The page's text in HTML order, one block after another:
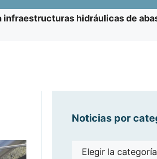
infraestructuras hidráulicas de
Noticias por
Noticias